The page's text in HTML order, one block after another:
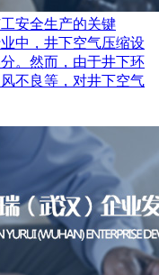
安全生产的关键
中，井下空气压缩设
。然而，由于井下环
不良等，对井下空气